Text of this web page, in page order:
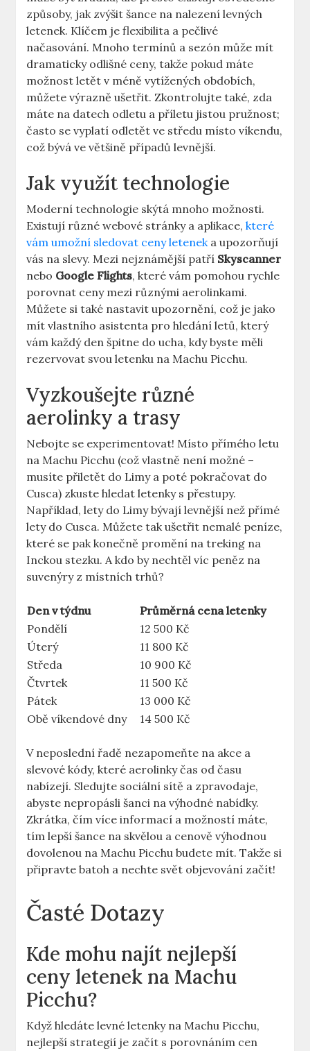
způsoby, jak zvýšit šance na nalezení levných
letenek. Klíčem je flexibilita a pečlivé
načasování. Mnoho termínů a sezón může mít
dramaticky odlišné ceny, takže pokud máte
možnost letět v méně vytížených obdobích,
můžete výrazně ušetřit. Zkontrolujte také, zda
máte na datech odletu a příletu jistou pružnost;
často se vyplatí odletět ve středu místo víkendu,
což bývá ve většině případů levnější.
Jak využít technologie
Moderní technologie skýtá mnoho možnosti.
Existují různé webové stránky a aplikace,které
vám umožní sledovat ceny leteneka upozorňují
vás na slevy. Mezi nejznámější patří Skyscanner
nebo Google Flights, které vám pomohou rychle
porovnat ceny mezi různými aerolinkami.
Můžete si také nastavit upozornění, což je jako
mít vlastního asistenta pro hledání letů, který
vám každý den špitne do ucha, kdy byste měli
rezervovat svou letenku na Machu Picchu.
Vyzkoušejte různé
aerolinky a trasy
Nebojte se experimentovat! Místo přímého letu
na Machu Picchu (což vlastně není možné –
musíte přiletět do Limy a poté pokračovat do
Cusca) zkuste hledat letenky s přestupy.
Například, lety do Limy bývají levnější než přímé
lety do Cusca. Můžete tak ušetřit nemalé peníze,
které se pak konečně promění na treking na
Inckou stezku. A kdo by nechtěl víc peněz na
suvenýry z místních trhů?
Den v týdnu
Průměrná cena letenky
Pondělí
12 500 Kč
Úterý
11 800 Kč
Středa
10 900 Kč
Čtvrtek
11 500 Kč
Pátek
13 000 Kč
Obě víkendové dny
14 500 Kč
V neposlední řadě nezapomeňte na akce a
slevové kódy, které aerolinky čas od času
nabízejí. Sledujte sociální sítě a zpravodaje,
abyste nepropásli šanci na výhodné nabídky.
Zkrátka, čím více informací a možností máte,
tím lepší šance na skvělou a cenově výhodnou
dovolenou na Machu Picchu budete mít. Takže si
připravte batoh a nechte svět objevování začít!
Časté Dotazy
Kde mohu najít nejlepší
ceny letenek na Machu
Picchu?
Když hledáte levné letenky na Machu Picchu,
nejlepší strategií je začít s porovnáním cen